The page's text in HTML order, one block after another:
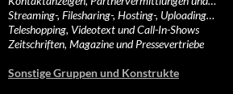
Streaming-, Filesharing-, Hosting-, Uploading…
Teleshopping, Videotext und Call-In-Shows
Zeitschriften, Magazine und Pressevertriebe
Sonstige Gruppen und Konstrukte